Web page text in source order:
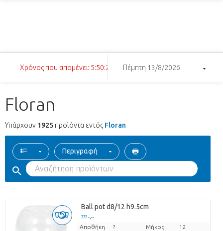
Χρόνος που απομένει: 5:50:24 Πέμπτη 13/8/2026
Floran
Υπάρχουν 1925 προϊόντα εντός Floran
Περιγραφή
Ball pot d8/12 h9.5cm
??? -,--
Τιμή ανά τεμάχιο
Αποθήκη ? Μήκος
12